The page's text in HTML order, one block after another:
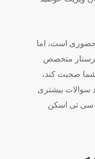
است، اما
متخصص
صحبت کند،
سوالات بیشتری
سی تی اسکن